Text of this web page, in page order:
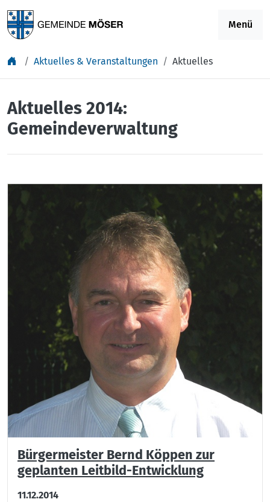
Menü
Aktuelles & Veranstaltungen Aktuelles
Aktuelles 2014:
Gemeindeverwaltung
Bürgermeister Bernd Köppen zur
geplanten Leitbild-Entwicklung
11.12.2014